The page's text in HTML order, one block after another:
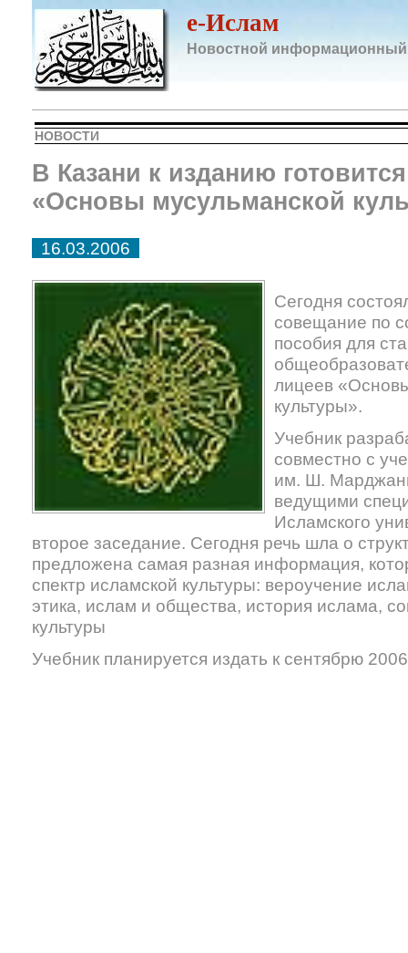
e-Ислам
Новостной информационный
НОВОСТИ
В Казани к изданию
«Основы мусульманской
16.03.2006
Сегодня
совещание по
пособия для
лицеев
культуры».
Учебник
совместно с
им. Ш.
ведущими
Исламского
второе заседание. Сегодня речь шла о
предложена самая разная информация,
спектр исламской культуры: вероучение
этика, ислам и общества, история ислама,
культуры
Учебник планируется издать к сентябрю